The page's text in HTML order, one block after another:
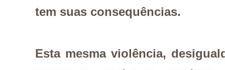
tem suas consequências.
Esta mesma violência,